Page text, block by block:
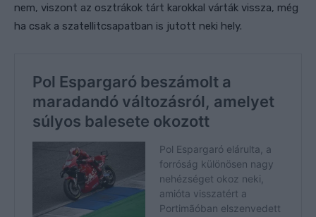
nem, viszont az osztrákok tárt karokkal várták vissza, még
ha csak a szatellitcsapatban is jutott neki hely.